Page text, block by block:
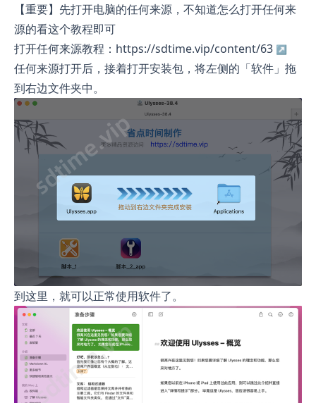
【重要】先打开电脑的任何来源，不知道怎么打开任何来
源的看这个教程即可
打开任何来源教程：https://sdtime.vip/content/63
任何来源打开后，接着打开安装包，将左侧的「软件」拖
到右边文件夹中。
到这里，就可以正常使用软件了。